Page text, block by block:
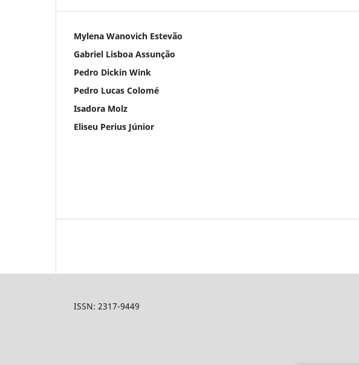
Mylena Wanovich Estevão
Gabriel Lisboa Assunção
Pedro Dickin Wink
Pedro Lucas Colomé
Isadora Molz
Eliseu Perius Júnior
ISSN: 2317-9449